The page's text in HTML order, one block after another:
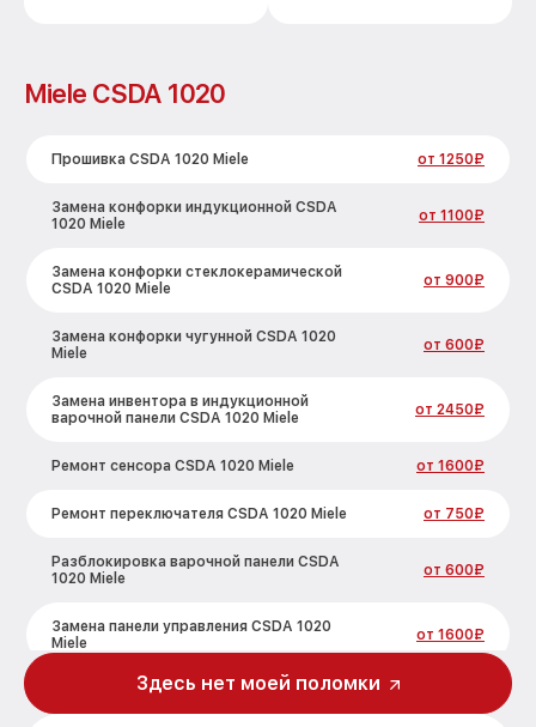
Miele CSDA 1020
Прошивка CSDA 1020 Miele от 1250₽
Замена конфорки индукционной CSDA
1020 Miele
от 1100₽
Замена конфорки стеклокерамической
CSDA 1020 Miele
от 900₽
Замена конфорки чугунной CSDA 1020
Miele
от 600₽
Замена инвентора в индукционной
варочной панели CSDA 1020 Miele
от 2450₽
Ремонт сенсора CSDA 1020 Miele от 1600₽
Ремонт переключателя CSDA 1020 Miele от 750₽
Разблокировка варочной панели CSDA
1020 Miele
от 600₽
Замена панели управления CSDA 1020
Miele
от 1600₽
Ремонт модуля управления CSDA 1020
Здесь нет моей поломки